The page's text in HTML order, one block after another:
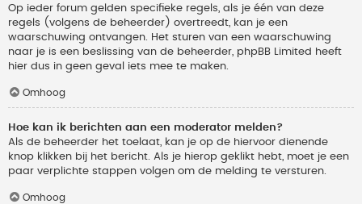
Op ieder forum gelden specifieke regels, als je één van deze
regels (volgens de beheerder) overtreedt, kan je een
waarschuwing ontvangen. Het sturen van een waarschuwing
naar je is een beslissing van de beheerder, phpBB Limited heeft
hier dus in geen geval iets mee te maken.
Omhoog
Hoe kan ik berichten aan een moderator melden?
Als de beheerder het toelaat, kan je op de hiervoor dienende
knop klikken bij het bericht. Als je hierop geklikt hebt, moet je een
paar verplichte stappen volgen om de melding te versturen.
Omhoog